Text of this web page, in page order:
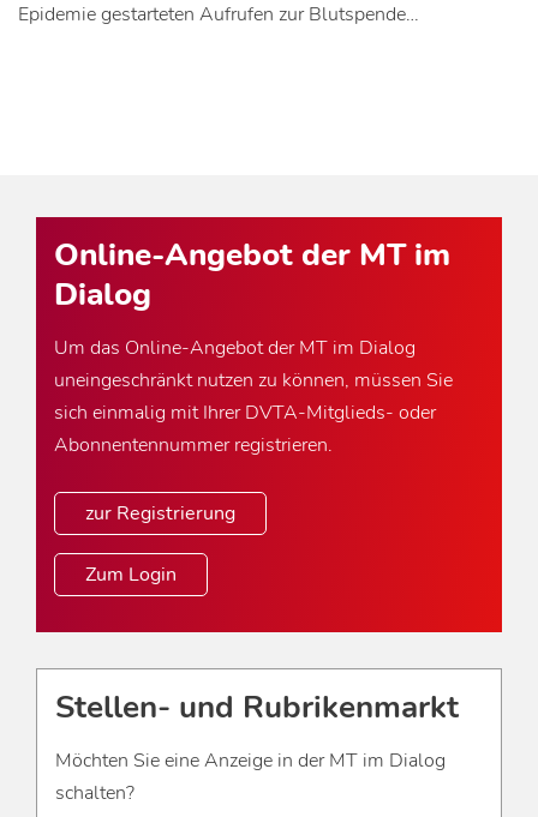
Epidemie gestarteten Aufrufen zur Blutspende…
Online-Angebot der MT im
Dialog
Um das Online-Angebot der MT im Dialog
uneingeschränkt nutzen zu können, müssen Sie
sich einmalig mit Ihrer DVTA-Mitglieds- oder
Abonnentennummer registrieren.
zur Registrierung
Zum Login
Stellen- und Rubrikenmarkt
Möchten Sie eine Anzeige in der MT im Dialog
schalten?